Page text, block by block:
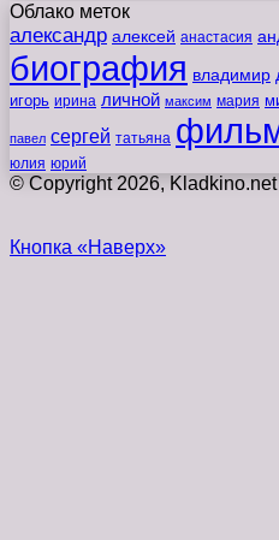
Облако меток
александр алексей анастасия
биография владимир
игорь ирина личной максим мария
павел сергей татьяна
юлия юрий
© Copyright 2026, Kladkino.net
Кнопка «Наверх»